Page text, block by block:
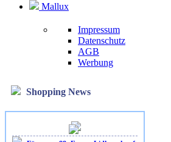
Mallux
Impressum
Datenschutz
AGB
Werbung
Shopping News